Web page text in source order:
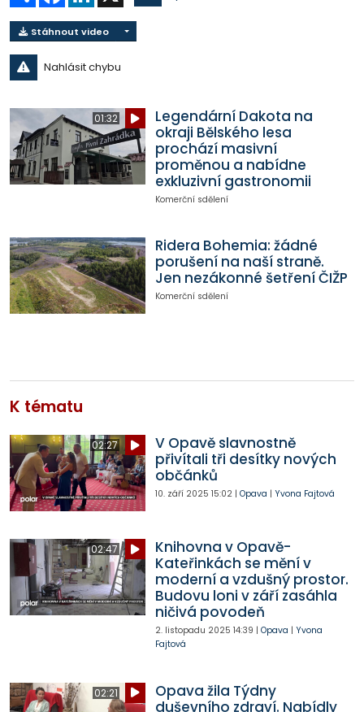
Stáhnout video
Nahlásit chybu
01:32
Legendární Dakota na
okraji Bělského lesa
prochází masivní
proměnou a nabídne
exkluzivní gastronomii
Komerční sdělení
Ridera Bohemia: žádné
porušení na naší straně.
Jen nezákonné šetření ČIŽP
Komerční sdělení
K tématu
02:27
V Opavě slavnostně
přivítali tři desítky nových
občánků
10. září 2025 15:02| Opava | Yvona Fajtová
02:47
Knihovna v Opavě-
Kateřinkách se mění v
moderní a vzdušný prostor.
Budovu loni v září zasáhla
ničivá povodeň
2. listopadu 2025 14:39 | Opava | Yvona
Fajtová
02:21
Opava žila Týdny
duševního zdraví. Nabídly